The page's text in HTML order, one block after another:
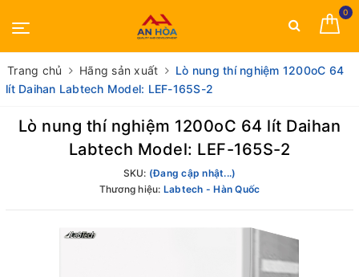
0
Trang chủ Hãng sản xuất
Lò nung thí nghiệm 1200oC 64
lít Daihan Labtech Model: LEF-165S-2
Lò nung thí nghiệm 1200oC 64 lít Daihan
Labtech Model: LEF-165S-2
SKU: (Đang cập nhật...)
Thương hiệu: Labtech - Hàn Quốc